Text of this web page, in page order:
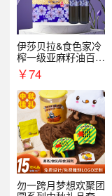
伊莎贝拉&食色家冷
榨一级亚麻籽油百紫
千红500ml*2礼盒
￥74
勿一跨月梦想欢聚团